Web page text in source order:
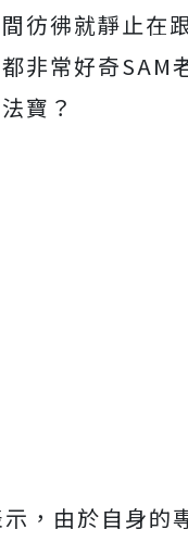
彷彿就靜止在
非常好奇SAM
寶？
，由於自身的